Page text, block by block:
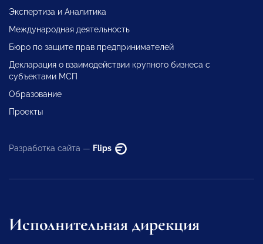
Экспертиза и Аналитика
Международная деятельность
Бюро по защите прав предпринимателей
Декларация о взаимодействии крупного бизнеса с
субъектами МСП
Образование
Проекты
Разработка сайта — Flips
Исполнительная дирекция